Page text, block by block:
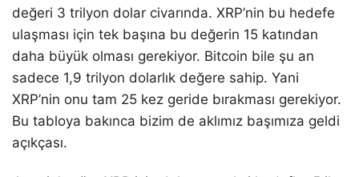
değeri 3 trilyon dolar civarında. XRP’nin bu hedefe
ulaşması için tek başına bu değerin 15 katından
daha büyük olması gerekiyor. Bitcoin bile şu an
sadece 1,9 trilyon dolarlık değere sahip. Yani
XRP’nin onu tam 25 kez geride bırakması gerekiyor.
Bu tabloya bakınca bizim de aklımız başımıza geldi
açıkçası.